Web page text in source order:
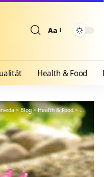
Aa
Health & Food
>Blog>Health & Food>